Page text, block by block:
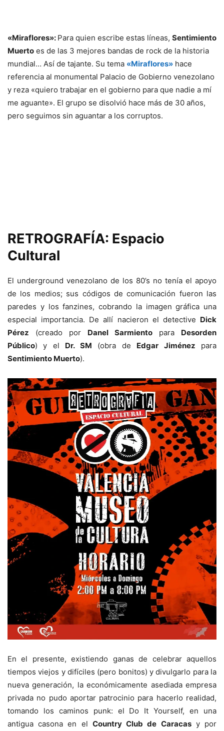
«Miraflores»: Para quien escribe estas líneas, Sentimiento
Muerto es de las 3 mejores bandas de rock de la historia
mundial… Así de tajante. Su tema «Miraflores» hace
referencia al monumental Palacio de Gobierno venezolano
y reza «quiero trabajar en el gobierno para que nadie a mí
me aguante». El grupo se disolvió hace más de 30 años,
pero seguimos sin aguantar a los corruptos.
RETROGRAFÍA: Espacio
Cultural
El underground venezolano de los 80’s no tenía el apoyo
de los medios; sus códigos de comunicación fueron las
paredes y los fanzines, cobrando la imagen gráfica una
especial importancia. De allí nacieron el detective Dick
Pérez (creado por Danel Sarmiento para Desorden
Público) y el Dr. SM (obra de Edgar Jiménez para
Sentimiento Muerto).
En el presente, existiendo ganas de celebrar aquellos
tiempos viejos y difíciles (pero bonitos) y divulgarlo para la
nueva generación, la económicamente asediada empresa
privada no pudo aportar patrocinio para hacerlo realidad,
tomando los caminos punk: el Do It Yourself, en una
antigua casona en el Country Club de Caracasy por